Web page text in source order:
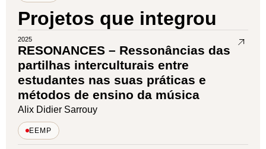
Projetos que integrou
2025
RESONANCES – Ressonâncias das
partilhas interculturais entre
estudantes nas suas práticas e
métodos de ensino da música
Alix Didier Sarrouy
EEMP